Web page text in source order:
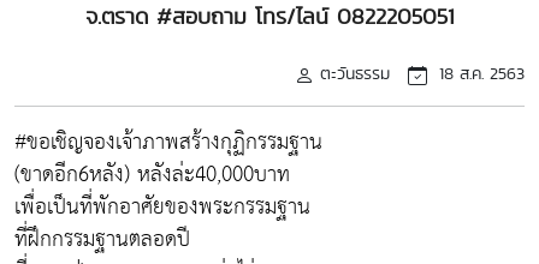
จ.ตราด #สอบถาม โทร/ไลน์ 0822205051
ตะวันธรรม 18 ส.ค. 2563
#ขอเชิญจองเจ้าภาพสร้างกุฏิกรรมฐาน
(ขาดอีก6หลัง) หลังล่ะ40,000บาท
เพื่อเป็นที่พักอาศัยของพระกรรมฐาน
ที่ฝึกกรรมฐานตลอดปี